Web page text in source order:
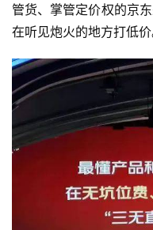
管货、掌管定价权的京
在听见炮火的地方打低价